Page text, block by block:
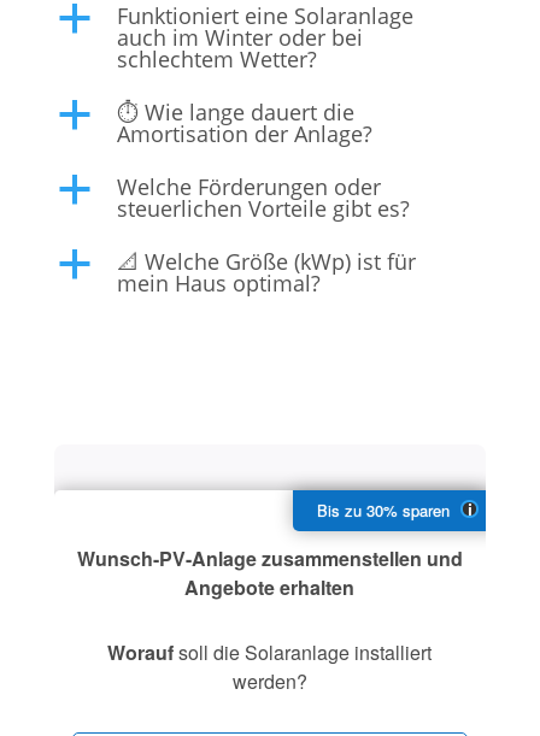
a Funktioniert eine Solaranlage
auch im Winter oder bei
schlechtem Wetter?
a ⏱️ Wie lange dauert die
Amortisation der Anlage?
a Welche Förderungen oder
steuerlichen Vorteile gibt es?
a 📐 Welche Größe (kWp) ist für
mein Haus optimal?
Wunsch-PV-Anlage zusammenstellen und
Angebote erhalten
Woraufsoll die Solaranlage installiert
werden?